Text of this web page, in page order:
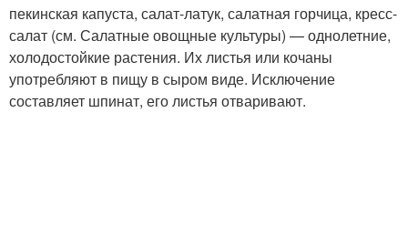
пекинская капуста, салат-латук, салатная горчица, кресс-
салат (см. Салатные овощные культуры) — однолетние,
холодостойкие растения. Их листья или кочаны
употребляют в пищу в сыром виде. Исключение
составляет шпинат, его листья отваривают.